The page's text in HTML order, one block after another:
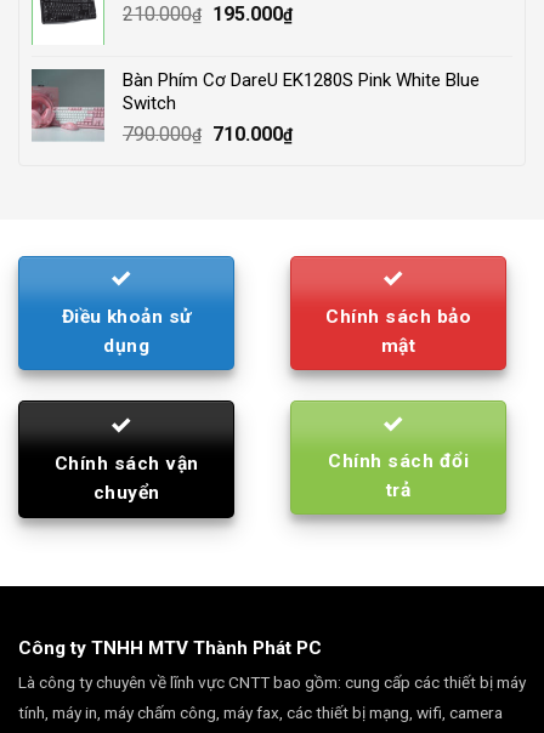
210.000₫
Original
210.000₫.
195.000₫Current
195.000₫.
Bàn Phím Cơ DareU EK1280S Pink White Blue
Switch
790.000₫
Original
710.000₫Current
Điều khoản sử
dụng
Chính sách bảo
mật
Chính sách vận
chuyển
Chính sách đổi
trả
Công ty TNHH MTV Thành Phát PC
Là công ty chuyên về lĩnh vực CNTT bao gồm: cung cấp các thiết bị máy
tính, máy in, máy chấm công, máy fax, các thiết bị mạng, wifi, camera